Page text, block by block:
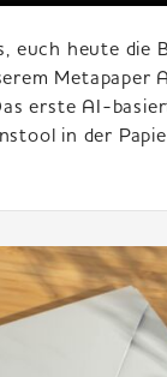
euch heute die
Metapaper
erste AI-
in der